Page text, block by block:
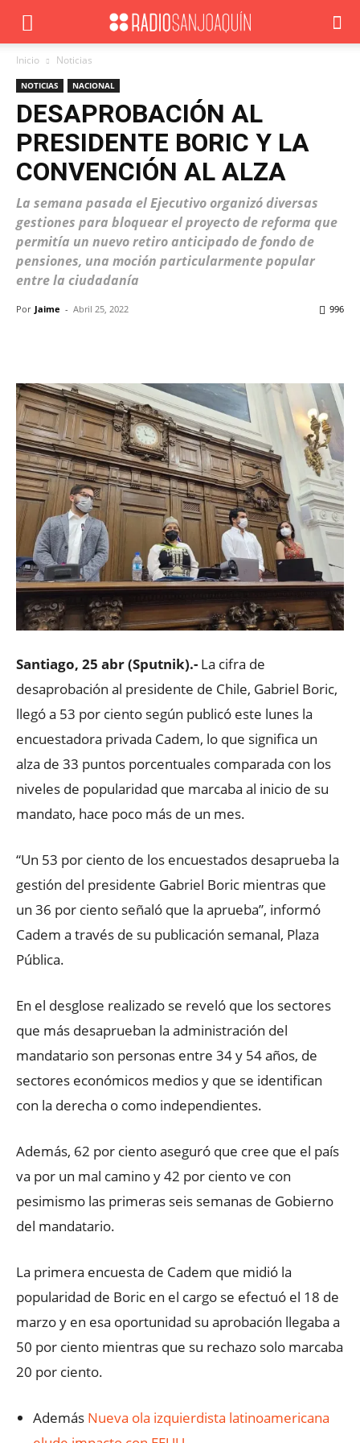
Inicio Noticias
NOTICIAS NACIONAL
DESAPROBACIÓN AL
PRESIDENTE BORIC Y LA
CONVENCIÓN AL ALZA
La semana pasada el Ejecutivo organizó diversas
gestiones para bloquear el proyecto de reforma que
permitía un nuevo retiro anticipado de fondo de
pensiones, una moción particularmente popular
entre la ciudadanía
Por Jaime - Abril 25, 2022 996
Santiago, 25 abr (Sputnik).- La cifra de
desaprobación al presidente de Chile, Gabriel Boric,
llegó a 53 por ciento según publicó este lunes la
encuestadora privada Cadem, lo que significa un
alza de 33 puntos porcentuales comparada con los
niveles de popularidad que marcaba al inicio de su
mandato, hace poco más de un mes.
“Un 53 por ciento de los encuestados desaprueba la
gestión del presidente Gabriel Boric mientras que
un 36 por ciento señaló que la aprueba”, informó
Cadem a través de su publicación semanal, Plaza
Pública.
En el desglose realizado se reveló que los sectores
que más desaprueban la administración del
mandatario son personas entre 34 y 54 años, de
sectores económicos medios y que se identifican
con la derecha o como independientes.
Además, 62 por ciento aseguró que cree que el país
va por un mal camino y 42 por ciento ve con
pesimismo las primeras seis semanas de Gobierno
del mandatario.
La primera encuesta de Cadem que midió la
popularidad de Boric en el cargo se efectuó el 18 de
marzo y en esa oportunidad su aprobación llegaba a
50 por ciento mientras que su rechazo solo marcaba
20 por ciento.
Además Nueva ola izquierdista latinoamericana